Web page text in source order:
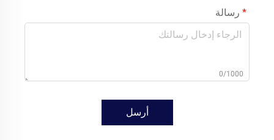
رسالة
0/1000
أرسل